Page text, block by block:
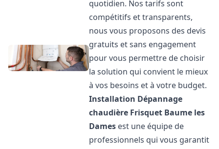
quotidien. Nos tarifs sont
compétitifs et transparents,
nous vous proposons des devis
gratuits et sans engagement
pour vous permettre de choisir
la solution qui convient le mieux
à vos besoins et à votre budget.
Installation Dépannage
chaudière Frisquet Baume les
Dames est une équipe de
professionnels qui vous garantit